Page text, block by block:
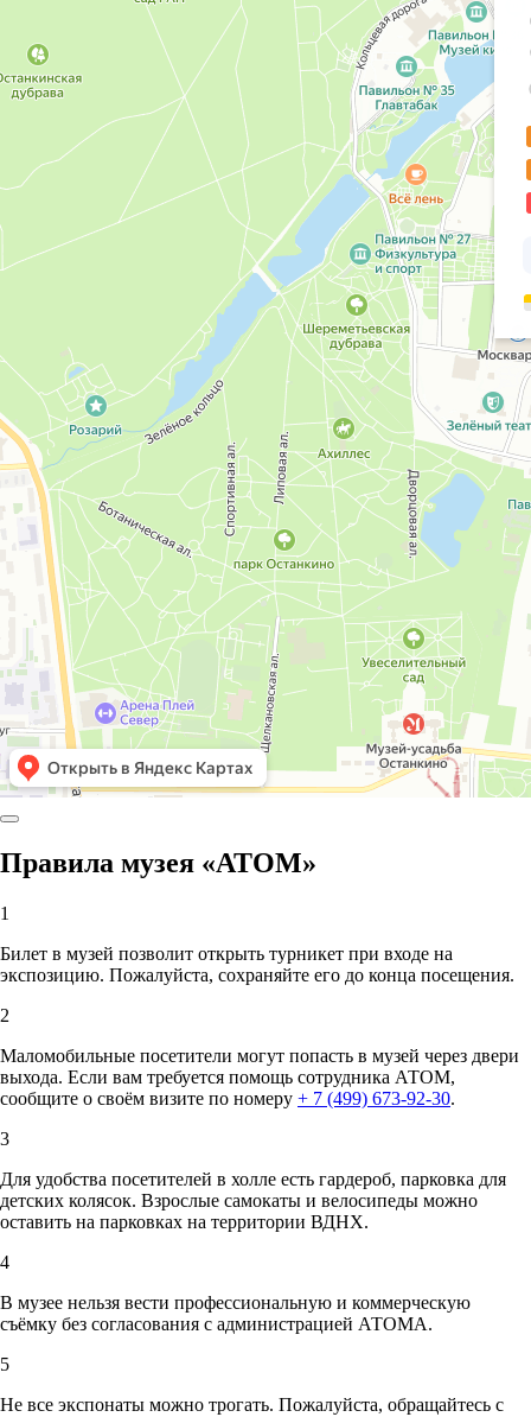
Правила музея «АТОМ»
1
Билет в музей позволит открыть турникет при входе на
экспозицию. Пожалуйста, сохраняйте его до конца посещения.
2
Маломобильные посетители могут попасть в музей через двери
выхода. Если вам требуется помощь сотрудника АТОМ,
сообщите о своём визите по номеру + 7 (499) 673-92-30.
3
Для удобства посетителей в холле есть гардероб, парковка для
детских колясок. Взрослые самокаты и велосипеды можно
оставить на парковках на территории ВДНХ.
4
В музее нельзя вести профессиональную и коммерческую
съёмку без согласования с администрацией АТОМА.
5
Не все экспонаты можно трогать. Пожалуйста, обращайтесь с